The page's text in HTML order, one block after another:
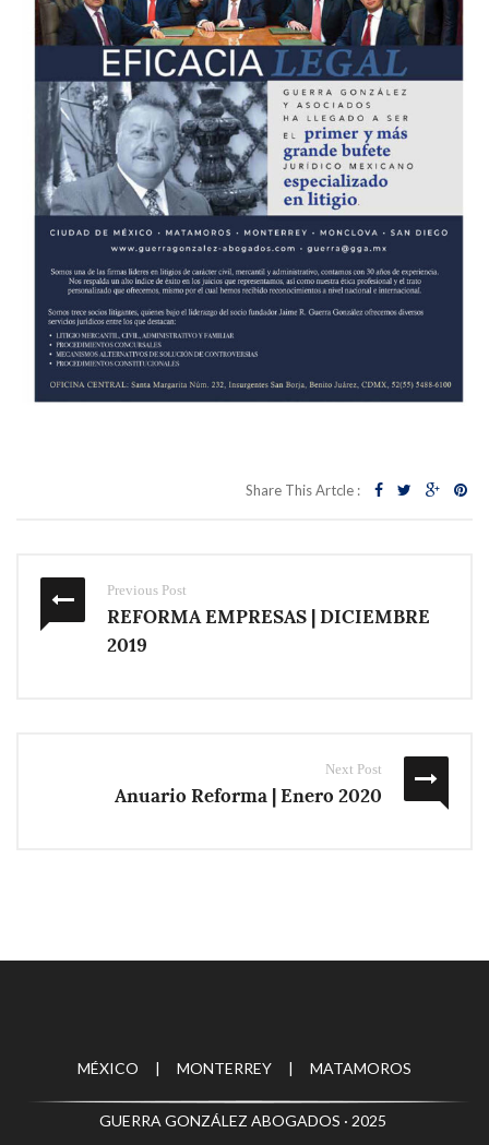
Share This Artcle :
Previous Post
REFORMA EMPRESAS | DICIEMBRE
2019
Next Post
Anuario Reforma | Enero 2020
MÉXICO | MONTERREY | MATAMOROS
GUERRA GONZÁLEZ ABOGADOS · 2025